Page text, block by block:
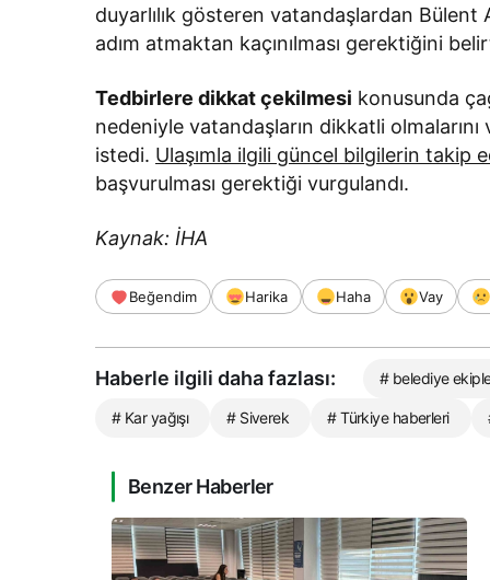
duyarlılık gösteren vatandaşlardan
adım atmaktan kaçınılması gerektiğini
Tedbirlere dikkat çekilmesi konusunda
nedeniyle vatandaşların dikkatli
istedi. Ulaşımla ilgili güncel bilgilerin takip
başvurulması gerektiği vurgulandı.
Kaynak: İHA
Beğendim Harika Haha Vay
Haberle ilgili daha fazlası: # belediye
# Kar yağışı # Siverek # Türkiye haberleri
Benzer Haberler